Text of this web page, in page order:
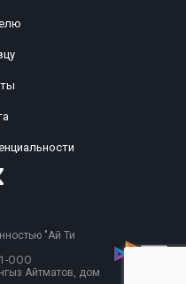
"Ай Ти
ООО
Айтматов, дом